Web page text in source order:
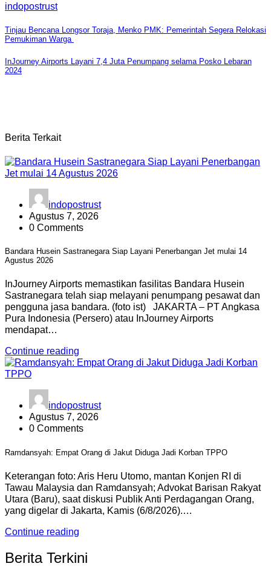
indopostrust
Navigasi
Tinjau Bencana Longsor Toraja, Menko PMK: Pemerintah Segera Relokasi
Pemukiman Warga
InJourney Airports Layani 7,4 Juta Penumpang selama Posko Lebaran
2024
Berita Terkait
indopostrust
Agustus 7, 2026
0 Comments
Bandara Husein Sastranegara Siap Layani Penerbangan Jet mulai 14
Agustus 2026
InJourney Airports memastikan fasilitas Bandara Husein
Sastranegara telah siap melayani penumpang pesawat dan
pengguna jasa bandara. (foto ist) JAKARTA – PT Angkasa
Pura Indonesia (Persero) atau InJourney Airports
mendapat…
Continue reading
indopostrust
Agustus 7, 2026
0 Comments
Ramdansyah: Empat Orang di Jakut Diduga Jadi Korban TPPO
Keterangan foto: Aris Heru Utomo, mantan Konjen RI di
Tawau Malaysia dan Ramdansyah; Advokat Barisan Rakyat
Utara (Baru), saat diskusi Publik Anti Perdagangan Orang,
yang digelar di Jakarta, Kamis (6/8/2026).…
Continue reading
Berita Terkini